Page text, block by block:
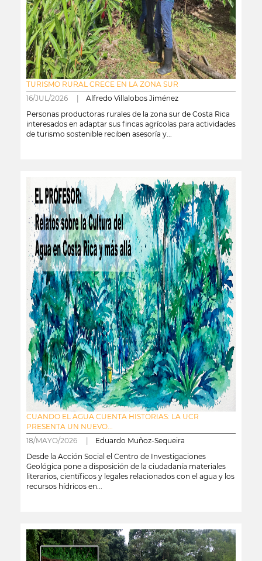
TURISMO RURAL CRECE EN LA ZONA SUR
16/JUL/2026 | Alfredo Villalobos Jiménez
Personas productoras rurales de la zona sur de Costa Rica
interesados en adaptar sus fincas agrícolas para actividades
de turismo sostenible reciben asesoría y...
CUANDO EL AGUA CUENTA HISTORIAS: LA UCR
PRESENTA UN NUEVO...
18/MAYO/2026 | Eduardo Muñoz-Sequeira
Desde la Acción Social el Centro de Investigaciones
Geológica pone a disposición de la ciudadanía materiales
literarios, científicos y legales relacionados con el agua y los
recursos hídricos en...